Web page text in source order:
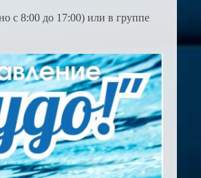
с 8:00 до 17:00) или в группе